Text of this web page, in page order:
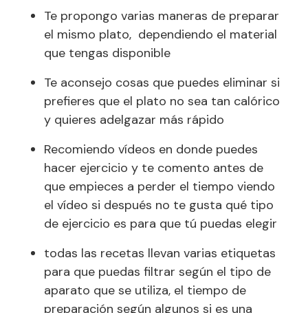
Te propongo varias maneras de preparar
el mismo plato, dependiendo el material
que tengas disponible
Te aconsejo cosas que puedes eliminar si
prefieres que el plato no sea tan calórico
y quieres adelgazar más rápido
Recomiendo vídeos en donde puedes
hacer ejercicio y te comento antes de
que empieces a perder el tiempo viendo
el vídeo si después no te gusta qué tipo
de ejercicio es para que tú puedas elegir
todas las recetas llevan varias etiquetas
para que puedas filtrar según el tipo de
aparato que se utiliza, el tiempo de
preparación según algunos si es una